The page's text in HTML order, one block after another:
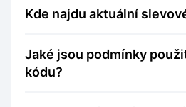
Kde najdu aktuální
Jaké jsou podmínky použití slevového
kódu?